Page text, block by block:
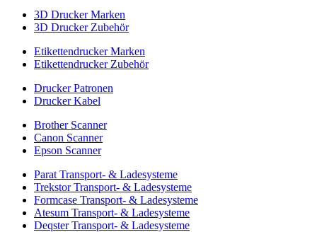
3D Drucker Marken
3D Drucker Zubehör
Etikettendrucker Marken
Etikettendrucker Zubehör
Drucker Patronen
Drucker Kabel
Brother Scanner
Canon Scanner
Epson Scanner
Parat Transport- & Ladesysteme
Trekstor Transport- & Ladesysteme
Formcase Transport- & Ladesysteme
Atesum Transport- & Ladesysteme
Deqster Transport- & Ladesysteme